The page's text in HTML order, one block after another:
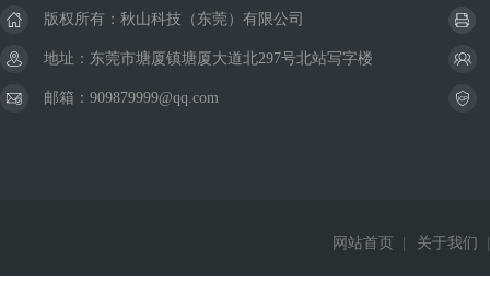
版权所有：秋山科技（东莞）有限公司
地址：东莞市塘厦镇塘厦大道北297号北站写字楼
邮箱：909879999@qq.com
网站首页 关于我们